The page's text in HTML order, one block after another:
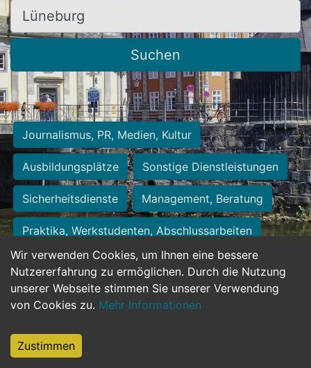
Wir verwenden Cookies, um Ihnen eine bessere
Nutzererfahrung zu ermöglichen. Durch die Nutzung
unserer Webseite stimmen Sie unserer Verwendung
von Cookies zu. Mehr Informationen
Zustimmen
Ort, Stadt
Suchen
Journalismus, PR, Medien, Kultur
Ausbildungsplätze Sonstige Dienstleistungen
Sicherheitsdienste Management, Beratung
Praktika, Werkstudenten, Abschlussarbeiten
Personalwesen Assistenz, Sekretariat
Hilfskräfte, Aushilfs- und Nebenjobs
Weiterbildung, Studium, duale Ausbildung